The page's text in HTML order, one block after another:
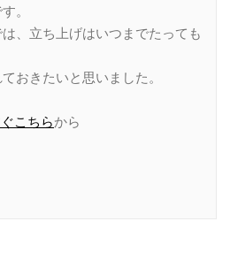
。
、立ち上げはいつまでたっても
おきたいと思いました。
こちらから